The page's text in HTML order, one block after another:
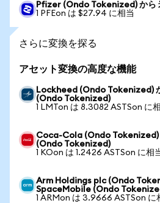
Pfizer (Ondo Tokenized) から
1 PFEon は $27.94 に相当
さらに変換を探る
アセット変換の高度な機能
Lockheed (Ondo Tokenized)
(Ondo Tokenized)
1 LMTon は 8.3082 ASTSon に
Coca-Cola (Ondo Tokenized)
(Ondo Tokenized)
1 KOon は 1.2426 ASTSon に相
Arm Holdings plc (Ondo
SpaceMobile (Ondo
1 ARMon は 3.9666 ASTSon に